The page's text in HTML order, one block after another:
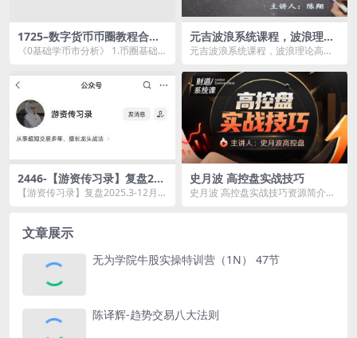
1725–数字货币币圈教程合集-
23GB
《0基础学币市分析》 1.币圈基础知
元吉波浪系统课程，波浪理论
高级课程
元吉波浪系统课程，波浪理论高级
波...
2446-【游资传习录】复盘202
5.3-12月
【游资传习录】复盘2025.3-12月资
史月波 高控盘实战技巧
史月波 高控盘实战技巧资源简介：
文章展示
无为学院牛股实操特训营（1N） 47节
陈译辉-趋势交易八大法则